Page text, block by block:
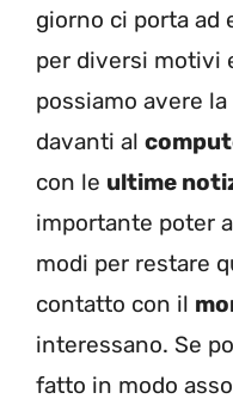
giorno ci porta ad
per diversi motivi
possiamo avere
davanti al
con le ultime
importante poter
modi per restare
contatto con il
interessano. Se
fatto in modo